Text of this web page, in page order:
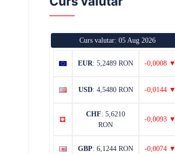
Curs valutar: 05 Aug 2026
EUR: 5,2489 RON -0,0008 ▼
USD: 4,5480 RON -0,0144 ▼
CHF: 5,6210
RON
-0,0093 ▼
GBP: 6,1244 RON -0,0074 ▼